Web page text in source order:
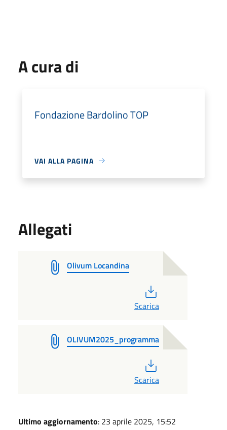
A cura di
Fondazione Bardolino TOP
VAI ALLA PAGINA
Allegati
Olivum Locandina
Scarica
OLIVUM2025_programma
Scarica
Ultimo aggiornamento: 23 aprile 2025, 15:52